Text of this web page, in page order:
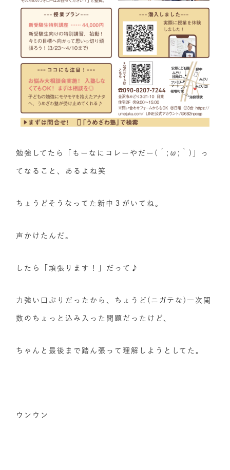
勉強してたら「もーなにコレーやだー(´;ω;｀)」っ
てなること、あるよね笑
ちょうどそうなってた新中３がいてね。
声かけたんだ。
したら「頑張ります！」だって♪
力強い口ぶりだったから、ちょうど(ニガテな)一次関
数のちょっと込み入った問題だったけど、
ちゃんと最後まで踏ん張って理解しようとしてた。
ウンウン